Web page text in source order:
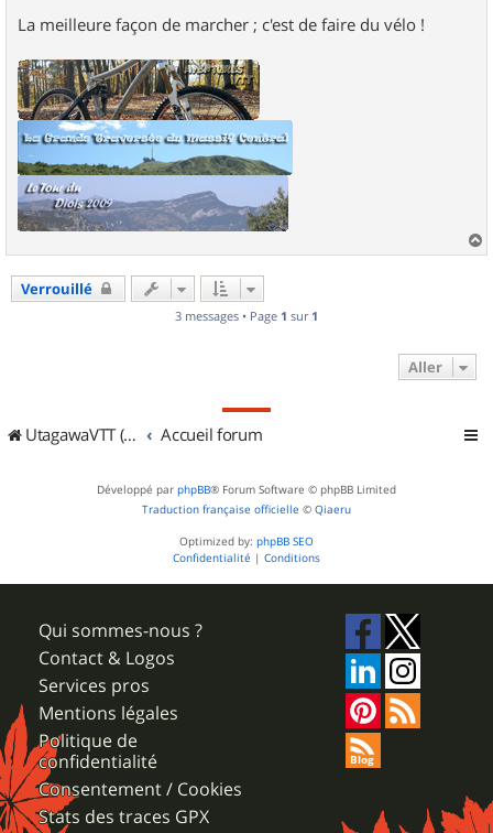
La meilleure façon de marcher ; c'est de faire du vélo !
a
Verrouillé
3 messages • Page 1 sur 1
Aller
UtagawaVTT (Randos VTT et VTTAE avec traces GPS) Accueil forum
Développé par phpBB® Forum Software © phpBB Limited
Traduction française officielle © Qiaeru
Optimized by: phpBB SEO
Confidentialité | Conditions
Qui sommes-nous ?
Contact & Logos
Services pros
Mentions légales
Politique de
confidentialité
Consentement / Cookies
Stats des traces GPX